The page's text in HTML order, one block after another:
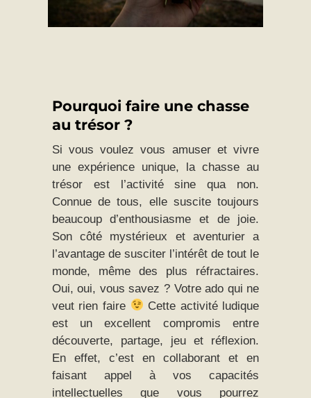
Pourquoi faire une chasse
au trésor ?
Si vous voulez vous amuser et vivre
une expérience unique, la chasse au
trésor est l’activité sine qua non.
Connue de tous, elle suscite toujours
beaucoup d’enthousiasme et de joie.
Son côté mystérieux et aventurier a
l’avantage de susciter l’intérêt de tout le
monde, même des plus réfractaires.
Oui, oui, vous savez ? Votre ado qui ne
veut rien faire
Cette activité ludique
est un excellent compromis entre
découverte, partage, jeu et réflexion.
En effet, c’est en collaborant et en
faisant appel à vos capacités
intellectuelles que vous pourrez